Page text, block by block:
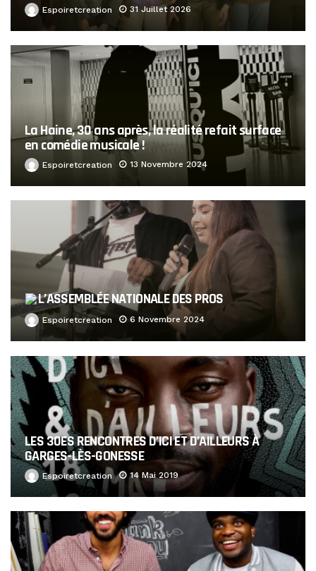
Espoiretcreation 31 Juillet 2026
La Haine, 30 ans après, la réalité refait surface
en comédie musicale !
Espoiretcreation 13 Novembre 2024
L’ASSEMBLÉE NATIONALE DES PROS
Espoiretcreation 6 Novembre 2024
LES 30ES RENCONTRES D’ICI ET D’AILLEURS À
GARGES-LÈS-GONESSE
Espoiretcreation 14 Mai 2019